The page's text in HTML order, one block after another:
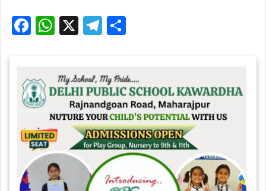
F
e
b
o
k
W
s
A
p
p
X
T
gr
a
m
e